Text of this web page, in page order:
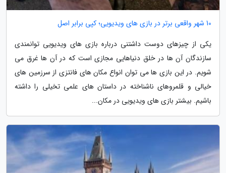
10 شهر واقعی برتر در بازی های ویدیویی؛ کپی برابر اصل
یکی از چیزهای دوست داشتنی درباره بازی های ویدیویی توانمندی
سازندگان آن ها در خلق دنیاهایی مجازی است که در آن ها غرق می
شویم. در این بازی ها می توان انواع مکان های فانتزی از سرزمین های
خیالی و قلمروهای ناشناخته در داستان های علمی تخیلی را داشته
باشیم. بیشتر بازی های ویدیویی در مکان...